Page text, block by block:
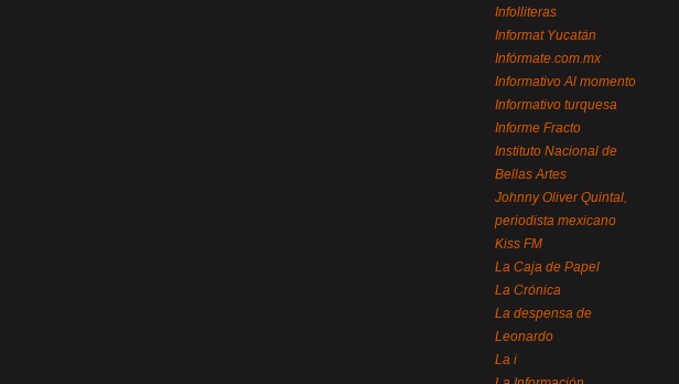
Infolliteras
Informat Yucatán
Infórmate.com.mx
Informativo Al momento
Informativo turquesa
Informe Fracto
Instituto Nacional de
Bellas Artes
Johnny Oliver Quintal,
periodista mexicano
Kiss FM
La Caja de Papel
La Crónica
La despensa de
Leonardo
La i